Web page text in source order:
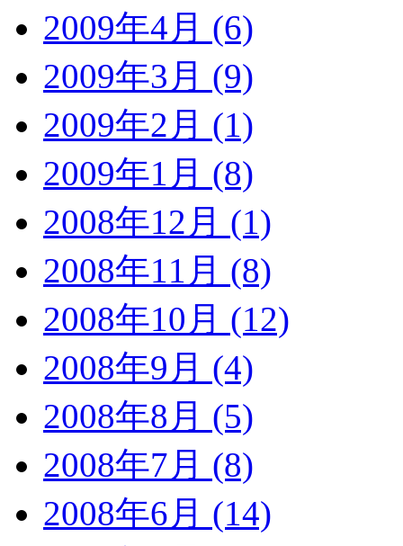
2009年4月 (6)
2009年3月 (9)
2009年2月 (1)
2009年1月 (8)
2008年12月 (1)
2008年11月 (8)
2008年10月 (12)
2008年9月 (4)
2008年8月 (5)
2008年7月 (8)
2008年6月 (14)